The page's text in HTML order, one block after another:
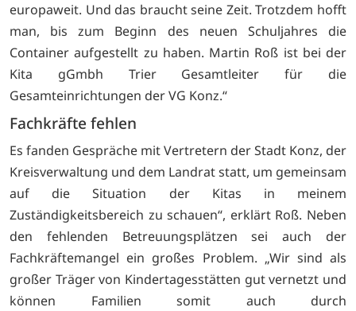
europaweit. Und das braucht seine Zeit. Trotzdem hofft
man, bis zum Beginn des neuen Schuljahres die
Container aufgestellt zu haben. Martin Roß ist bei der
Kita gGmbh Trier Gesamtleiter für die
Gesamteinrichtungen der VG Konz.“
Fachkräfte fehlen
Es fanden Gespräche mit Vertretern der Stadt Konz, der
Kreisverwaltung und dem Landrat statt, um gemeinsam
auf die Situation der Kitas in meinem
Zuständigkeitsbereich zu schauen“, erklärt Roß. Neben
den fehlenden Betreuungsplätzen sei auch der
Fachkräftemangel ein großes Problem. „Wir sind als
großer Träger von Kindertagesstätten gut vernetzt und
können Familien somit auch durch